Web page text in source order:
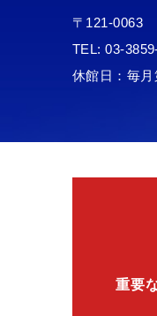
〒121-0063
TEL:03-
休館日：毎
重要